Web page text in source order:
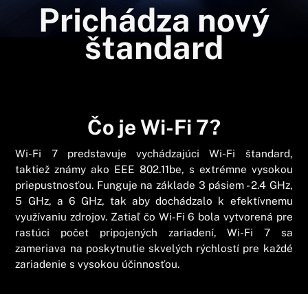
Prichádza nový
štandard
Čo je Wi-Fi 7?
Wi-Fi 7 predstavuje vychádzajúci Wi-Fi štandard,
taktiež známy ako EEE 802.11be, s extrémne vysokou
priepustnosťou. Funguje na základe 3 pásiem - 2.4 GHz,
5 GHz, a 6 GHz, tak aby dochádzalo k efektívnemu
využívaniu zdrojov. Zatiaľ čo Wi-Fi 6 bola vytvorená pre
rastúci počet pripojených zariadení, Wi-Fi 7 sa
zameriava na poskytnutie skvelých rýchlostí pre každé
zariadenie s vysokou účinnosťou.